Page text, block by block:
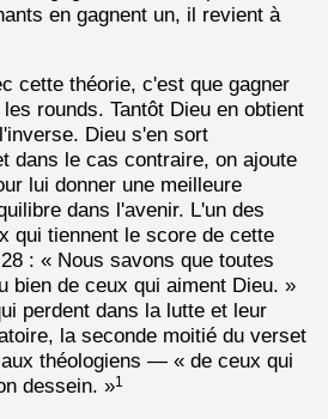
en gagnent un, il revient à
cette théorie, c'est que gagner
rounds. Tantôt Dieu en obtient
Dieu s'en sort
dans le cas contraire, on ajoute
lui donner une meilleure
dans l'avenir. L'un des
qui tiennent le score de cette
: « Nous savons que toutes
bien de ceux qui aiment Dieu. »
perdent dans la lutte et leur
la seconde moitié du verset
théologiens — « de ceux qui
dessein. »1